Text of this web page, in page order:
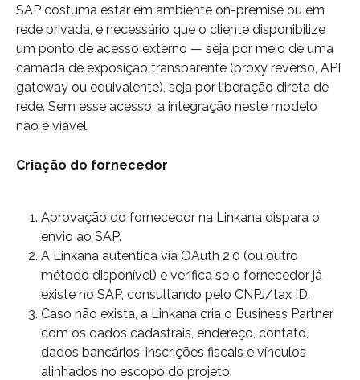
SAP costuma estar em ambiente on-premise ou em
rede privada, é necessário que o cliente disponibilize
um ponto de acesso externo — seja por meio de uma
camada de exposição transparente (proxy reverso, API
gateway ou equivalente), seja por liberação direta de
rede. Sem esse acesso, a integração neste modelo
não é viável.
Criação do fornecedor
Aprovação do fornecedor na Linkana dispara o
envio ao SAP.
A Linkana autentica via OAuth 2.0 (ou outro
método disponível) e verifica se o fornecedor já
existe no SAP, consultando pelo CNPJ/tax ID.
Caso não exista, a Linkana cria o Business Partner
com os dados cadastrais, endereço, contato,
dados bancários, inscrições fiscais e vínculos
alinhados no escopo do projeto.